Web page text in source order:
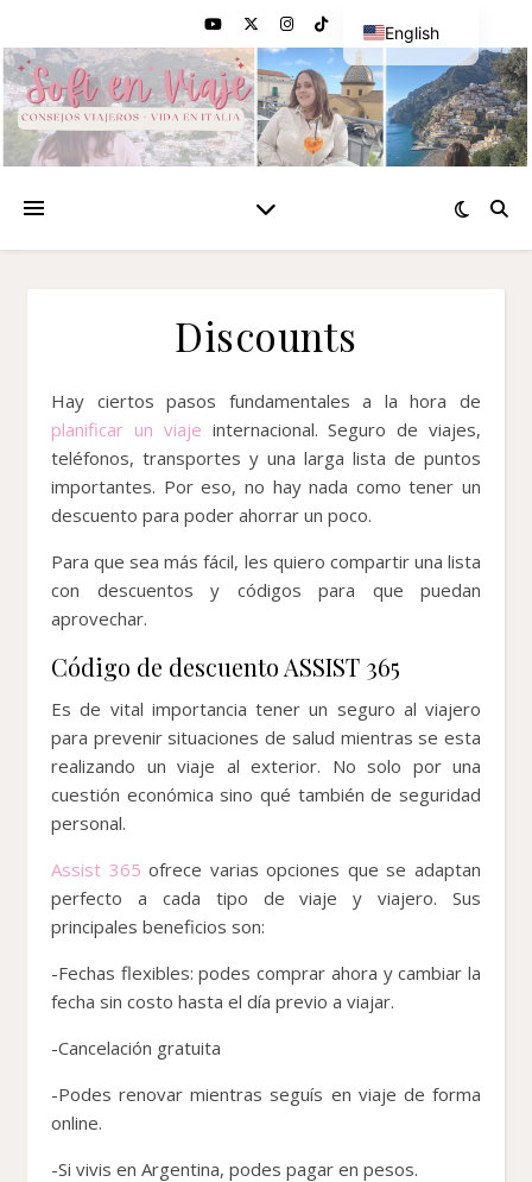
Discounts
Hay ciertos pasos fundamentales a la hora de
planificar un viaje internacional. Seguro de viajes,
teléfonos, transportes y una larga lista de puntos
importantes. Por eso, no hay nada como tener un
descuento para poder ahorrar un poco.
Para que sea más fácil, les quiero compartir una lista
con descuentos y códigos para que puedan
aprovechar.
Código de descuento ASSIST 365
Es de vital importancia tener un seguro al viajero
para prevenir situaciones de salud mientras se esta
realizando un viaje al exterior. No solo por una
cuestión económica sino qué también de seguridad
personal.
Assist 365 ofrece varias opciones que se adaptan
perfecto a cada tipo de viaje y viajero. Sus
principales beneficios son:
-Fechas flexibles: podes comprar ahora y cambiar la
fecha sin costo hasta el día previo a viajar.
-Cancelación gratuita
-Podes renovar mientras seguís en viaje de forma
online.
-Si vivis en Argentina, podes pagar en pesos.
English
Spanish